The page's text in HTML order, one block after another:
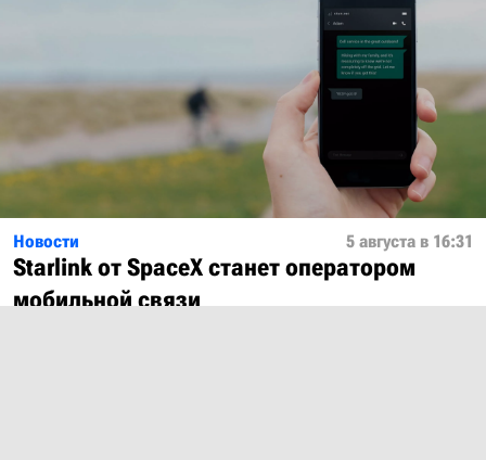
Новости 5 августа в 16:31
Starlink от SpaceX станет оператором
мобильной связи